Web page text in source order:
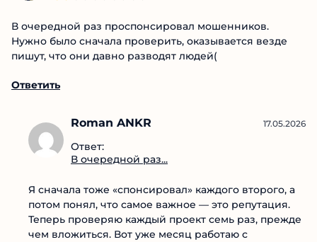
В очередной раз проспонсировал мошенников.
Нужно было сначала проверить, оказывается везде
пишут, что они давно разводят людей(
Ответить
Roman ANKR
Ответ:
В очередной раз...
17.05.2026
Я сначала тоже «спонсировал» каждого второго, а
потом понял, что самое важное — это репутация.
Теперь проверяю каждый проект семь раз, прежде
чем вложиться. Вот уже месяц работаю с